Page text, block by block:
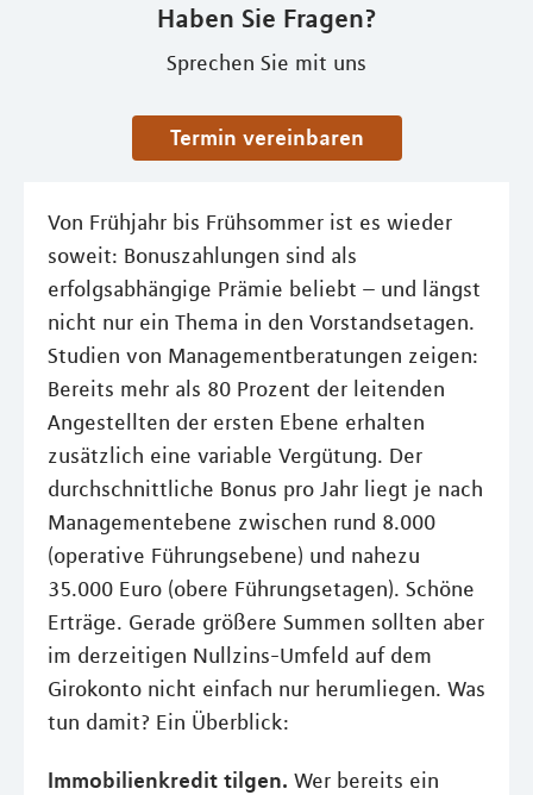
Haben Sie Fragen?
Sprechen Sie mit uns
Termin vereinbaren
Von Frühjahr bis Frühsommer ist es wieder
soweit: Bonuszahlungen sind als
erfolgsabhängige Prämie beliebt – und längst
nicht nur ein Thema in den Vorstandsetagen.
Studien von Managementberatungen zeigen:
Bereits mehr als 80 Prozent der leitenden
Angestellten der ersten Ebene erhalten
zusätzlich eine variable Vergütung. Der
durchschnittliche Bonus pro Jahr liegt je nach
Managementebene zwischen rund 8.000
(operative Führungsebene) und nahezu
35.000 Euro (obere Führungsetagen). Schöne
Erträge. Gerade größere Summen sollten aber
im derzeitigen Nullzins-Umfeld auf dem
Girokonto nicht einfach nur herumliegen. Was
tun damit? Ein Überblick:
Immobilienkredit tilgen. Wer bereits ein